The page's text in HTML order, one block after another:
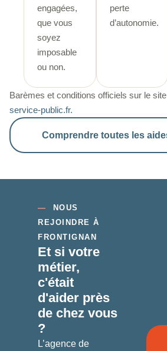
engagées,
que vous
soyez
imposable
ou non.
perte
d’autonomie.
Barèmes et conditions officiels sur le
service-public.fr.
Comprendre toutes les
— NOUS
REJOINDRE À
FRONTIGNAN
Et si votre
métier,
c'était
d'aider près
de chez vous
?
L’agence de